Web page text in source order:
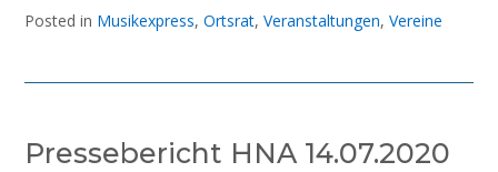
Posted in Musikexpress, Ortsrat, Veranstaltungen, Vereine
Pressebericht HNA 14.07.2020